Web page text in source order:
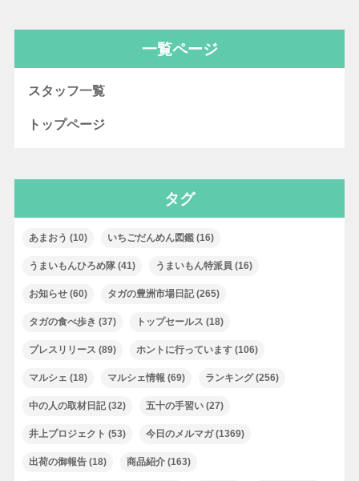
一覧ページ
スタッフ一覧
トップページ
タグ
あまおう (10) いちごだんめん図鑑(16)
うまいもんひろめ隊(41) うまいもん特派員 (16)
お知らせ(60) タガの豊洲市場日記(265)
タガの食べ歩き (37) トップセールス (18)
プレスリリース (89) ホントに行っています(106)
マルシェ (18) マルシェ情報 (69) ランキング(256)
中の人の取材日記(32) 五十の手習い(27)
井上プロジェクト (53) 今日のメルマガ(1369)
出荷の御報告(18) 商品紹介(163)